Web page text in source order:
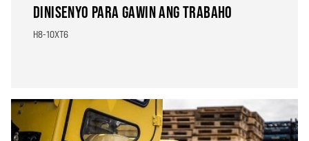
DINISENYO PARA GAWIN ANG TRABAHO
H8-10XT6